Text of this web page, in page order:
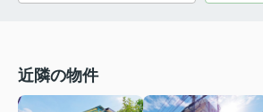
近隣の物件